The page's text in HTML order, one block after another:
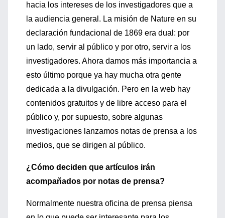
hacia los intereses de los investigadores que a
la audiencia general. La misión de Nature en su
declaración fundacional de 1869 era dual: por
un lado, servir al público y por otro, servir a los
investigadores. Ahora damos más importancia a
esto último porque ya hay mucha otra gente
dedicada a la divulgación. Pero en la web hay
contenidos gratuitos y de libre acceso para el
público y, por supuesto, sobre algunas
investigaciones lanzamos notas de prensa a los
medios, que se dirigen al público.
¿Cómo deciden que artículos irán
acompañados por notas de prensa?
Normalmente nuestra oficina de prensa piensa